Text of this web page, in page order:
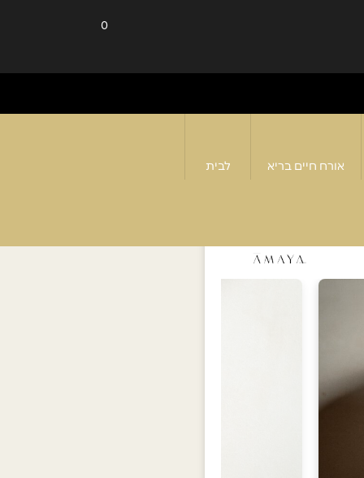
0
אורח חיים בריא לבית